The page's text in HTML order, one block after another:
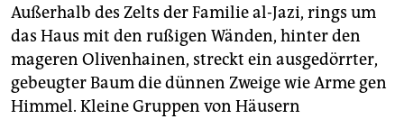
Außerhalb des Zelts der Familie al-Jazi, rings um
das Haus mit den rußigen Wänden, hinter den
mageren Olivenhainen, streckt ein ausgedörrter,
gebeugter Baum die dünnen Zweige wie Arme gen
Himmel. Kleine Gruppen von Häusern